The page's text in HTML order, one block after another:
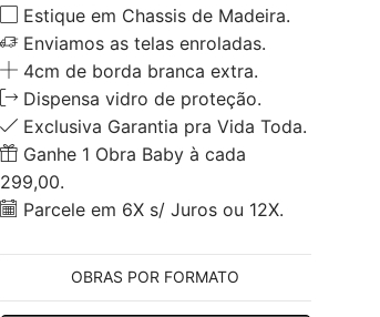
Estique em Chassis de Madeira.
Enviamos as telas enroladas.
4cm de borda branca extra.
Dispensa vidro de proteção.
Exclusiva Garantia pra Vida Toda.
Ganhe 1 Obra Baby à cada
299,00.
Parcele em 6X s/ Juros ou 12X.
OBRAS POR FORMATO